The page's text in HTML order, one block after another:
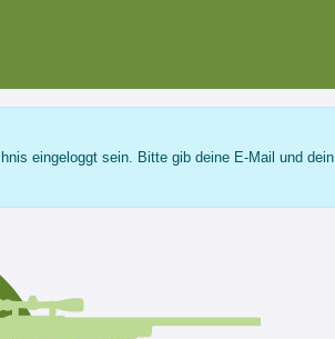
eingeloggt sein. Bitte gib deine E-Mail und dein